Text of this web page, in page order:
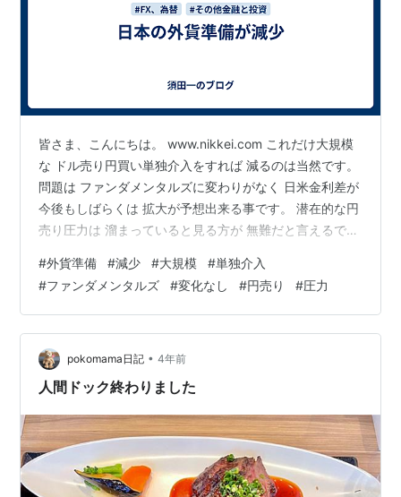
皆さま、こんにちは。 www.nikkei.com これだけ大規模
な ドル売り円買い単独介入をすれば 減るのは当然です。
問題は ファンダメンタルズに変わりがなく 日米金利差が
今後もしばらくは 拡大が予想出来る事です。 潜在的な円
売り圧力は 溜まっていると見る方が 無難だと言えるでし
#外貨準備 #減少 #大規模 #単独介入
#ファンダメンタルズ #変化なし #円売り #圧力
pokomama日記 • 4年前
人間ドック終わりました